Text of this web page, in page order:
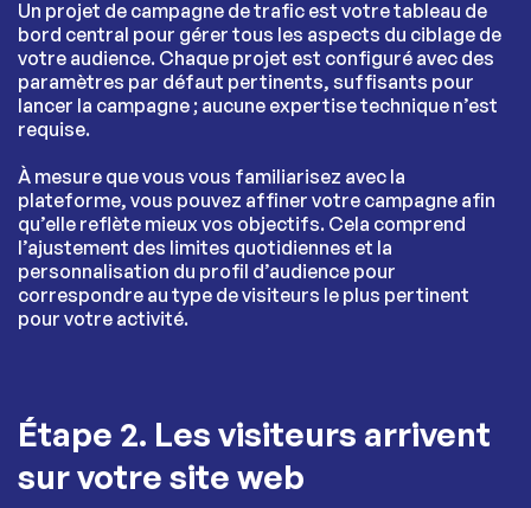
Un projet de campagne de trafic est votre tableau de
bord central pour gérer tous les aspects du ciblage de
votre audience. Chaque projet est configuré avec des
paramètres par défaut pertinents, suffisants pour
lancer la campagne ; aucune expertise technique n’est
requise.
À mesure que vous vous familiarisez avec la
plateforme, vous pouvez affiner votre campagne afin
qu’elle reflète mieux vos objectifs. Cela comprend
l’ajustement des limites quotidiennes et la
personnalisation du profil d’audience pour
correspondre au type de visiteurs le plus pertinent
pour votre activité.
Étape 2. Les visiteurs arrivent
sur votre site web